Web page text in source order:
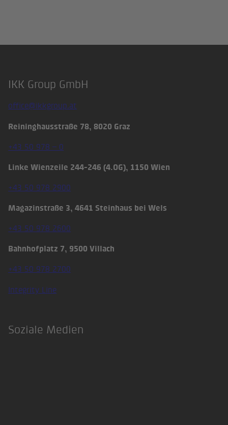
Footer
IKK Group GmbH
office@ikkgroup.at
Reininghausstraße 78, 8020 Graz
+43 50 978 – 0
Linke Wienzeile 244-246 (4.OG), 1150 Wien
+43 50 978 2900
Magazinstraße 3, 4641 Steinhaus bei Wels
+43 50 978 2600
Bahnhofplatz 7, 9500 Villach
+43 50 978 2700
Integrity Line
Soziale Medien